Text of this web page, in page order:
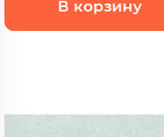
В корзину